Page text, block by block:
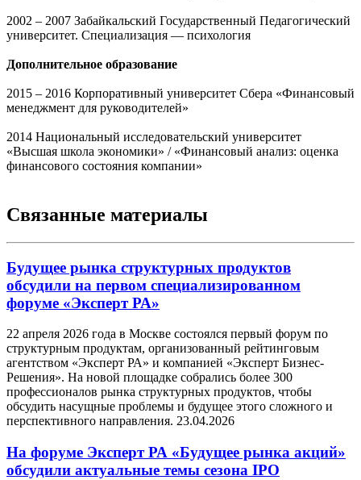
2002 – 2007 Забайкальский Государственный Педагогический
университет. Специализация — психология
Дополнительное образование
2015 – 2016 Корпоративный университет Сбера «Финансовый
менеджмент для руководителей»
2014 Национальный исследовательский университет
«Высшая школа экономики» / «Финансовый анализ: оценка
финансового состояния компании»
Связанные материалы
Будущее рынка структурных продуктов
обсудили на первом специализированном
форуме «Эксперт РА»
22 апреля 2026 года в Москве состоялся первый форум по
структурным продуктам, организованный рейтинговым
агентством «Эксперт РА» и компанией «Эксперт Бизнес-
Решения». На новой площадке собрались более 300
профессионалов рынка структурных продуктов, чтобы
обсудить насущные проблемы и будущее этого сложного и
перспективного направления. 23.04.2026
На форуме Эксперт РА «Будущее рынка акций»
обсудили актуальные темы сезона IPO